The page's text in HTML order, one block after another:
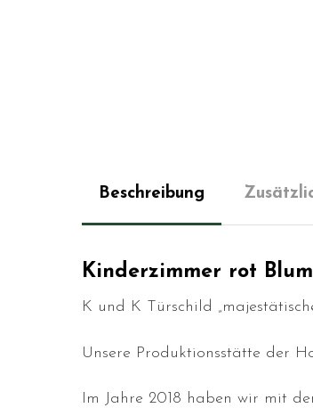
Beschreibung
Kinderzimmer rot
K und K Türschild
Unsere Produktionsstätte der
Im Jahre 2018 haben wir mit